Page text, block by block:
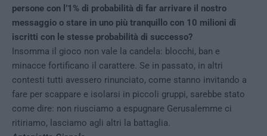
persone con l’1% di probabilità di far arrivare il nostro
messaggio o stare in uno più tranquillo con 10 milioni di
iscritti con le stesse probabilità di successo?
Insomma il gioco non vale la candela: blocchi, ban e
minacce fortificano il carattere. Se in passato, in altri
contesti tutti avessero rinunciato, come stanno invitando a
fare per scappare e isolarsi in piccoli gruppi, sarebbe stato
come dire: non riusciamo a espugnare Gerusalemme ci
ritiriamo, lasciamo agli altri la battaglia.